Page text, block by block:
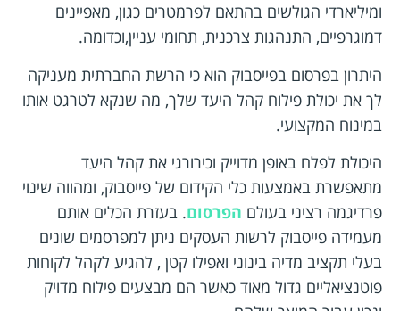
ומיליארדי הגולשים בהתאם לפרמטרים כגון, מאפיינים
דמוגרפיים, התנהגות צרכנית, תחומי עניין,וכדומה.
היתרון בפרסום בפייסבוק הוא כי הרשת החברתית מעניקה
לך את יכולת פילוח קהל היעד שלך, מה שנקא לטרגט אותו
במינוח המקצועי.
היכולת לפלח באופן מדוייק וכירורגי את קהל היעד
מתאפשרת באמצעות כלי הקידום של פייסבוק, ומהווה שינוי
פרדיגמה רציני בעולם הפרסום. בעזרת הכלים אותם
מעמידה פייסבוק לרשות העסקים ניתן למפרסמים שונים
בעלי תקציב מדיה בינוני ואפילו קטן , להגיע לקהל לקוחות
פוטנציאליים גדול מאוד כאשר הם מבצעים פילוח מדויק